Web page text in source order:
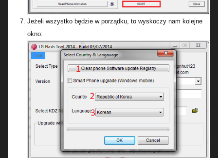
Jeżeli wszystko będzie w porządku, to wyskoczy nam kolejne
okno: